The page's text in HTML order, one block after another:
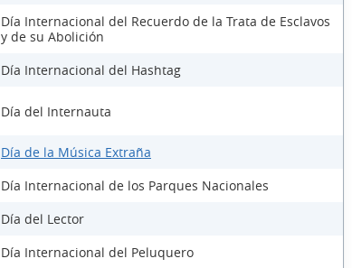
Día Internacional del Recuerdo de la Trata de Esclavos
y de su Abolición
Día Internacional del Hashtag
Día del Internauta
Día de la Música Extraña
Día Internacional de los Parques Nacionales
Día del Lector
Día Internacional del Peluquero